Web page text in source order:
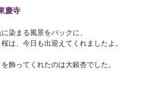
慶寺
染まる風景をバックに、
は、今日も出迎えてくれましたよ。
飾ってくれたのは大銀杏でした。